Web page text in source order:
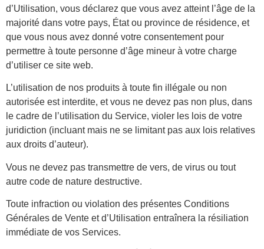
d’Utilisation, vous déclarez que vous avez atteint l’âge de la
majorité dans votre pays, État ou province de résidence, et
que vous nous avez donné votre consentement pour
permettre à toute personne d’âge mineur à votre charge
d’utiliser ce site web.
L’utilisation de nos produits à toute fin illégale ou non
autorisée est interdite, et vous ne devez pas non plus, dans
le cadre de l’utilisation du Service, violer les lois de votre
juridiction (incluant mais ne se limitant pas aux lois relatives
aux droits d’auteur).
Vous ne devez pas transmettre de vers, de virus ou tout
autre code de nature destructive.
Toute infraction ou violation des présentes Conditions
Générales de Vente et d’Utilisation entraînera la résiliation
immédiate de vos Services.